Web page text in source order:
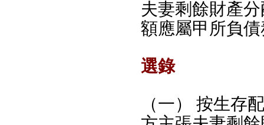
夫妻剩餘財產
額應屬甲所負
選錄
（一） 按生存